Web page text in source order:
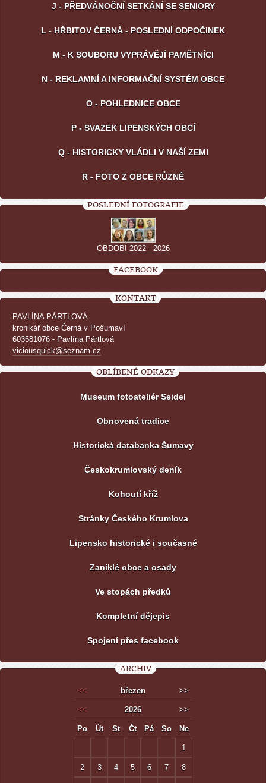
J - PŘEDVÁNOČNÍ SETKÁNÍ SE SENIORY
L - HŘBITOV ČERNÁ - POSLEDNÍ ODPOČINEK
M - K SOUBORU VYPRÁVĚJÍ PAMĚTNÍCI
N - REKLAMNÍ A INFORMAČNÍ SYSTÉM OBCE
O - POHLEDNICE OBCE
P - SVAZEK LIPENSKÝCH OBCÍ
Q - HISTORICKY VLÁDLI V NAŠÍ ZEMI
R - FOTO Z OBCE RŮZNĚ
POSLEDNÍ FOTOGRAFIE
OBDOBÍ 2022 - 2026
FACEBOOK
KONTAKT
PAVLÍNA PÁRTLOVÁ
kronikář obce Černá v Pošumaví
603581076 - Pavlína Pártlová
viciousquick@seznam.cz
OBLÍBENÉ ODKAZY
Museum fotoateliér Seidel
Obnovená tradice
Historická databanka Šumavy
Českokrumlovský deník
Kohoutí kříž
Stránky Českého Krumlova
Lipensko historické i současné
Zaniklé obce a osady
Ve stopách předků
Kompletní dějepis
Spojení přes facebook
ARCHIV
<< březen >>
<< 2026 >>
Po Út St Čt Pá So Ne
1
2 3 4 5 6 7 8